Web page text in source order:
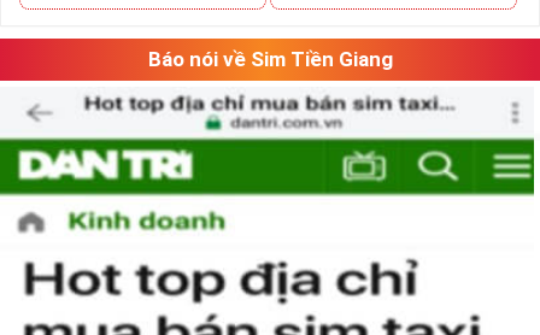
Báo nói về Sim Tiền Giang